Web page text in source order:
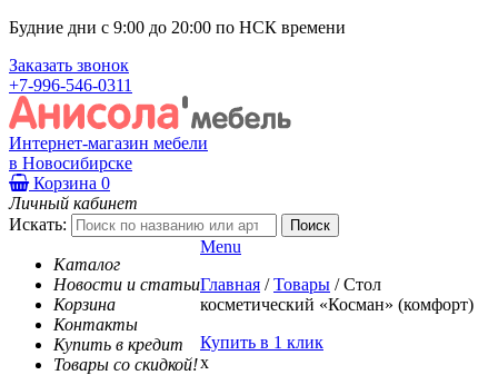
Будние дни с 9:00 до 20:00 по НСК времени
Заказать звонок
+7-996-546-0311
Интернет-магазин мебели
в Новосибирске
Корзина 0
Личный кабинет
Искать:
Каталог
Новости и статьи
Корзина
Контакты
Купить в кредит
Товары со скидкой!
Menu
Главная / Товары / Стол
косметический «Косман» (комфорт)
Купить в 1 клик
x